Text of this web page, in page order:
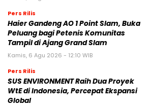
Pers Rilis
Haier Gandeng AO 1 Point Slam, Buka
Peluang bagi Petenis Komunitas
Tampil di Ajang Grand Slam
Kamis, 6 Agu 2026 - 12:10 WIB
Pers Rilis
SUS ENVIRONMENT Raih Dua Proyek
WtE di Indonesia, Percepat Ekspansi
Global